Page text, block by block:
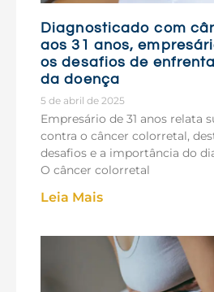
Diagnosticado com
aos 31 anos,
os desafios de
da doença
5 de abril de 2025
Empresário de 31 anos relata
contra o câncer colorretal,
desafios e a importância do
O câncer colorretal
Leia Mais